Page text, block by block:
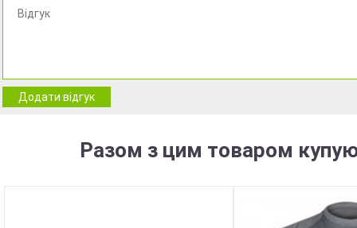
Додати відгук
Разом з цим товаром